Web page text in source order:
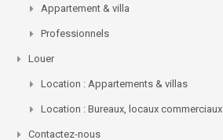
Appartement & villa
Professionnels
Louer
Location : Appartements & villas
Location : Bureaux, locaux commerciaux
Contactez-nous